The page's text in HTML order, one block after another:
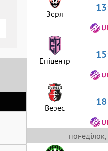
Зоря
Епіцентр
Верес